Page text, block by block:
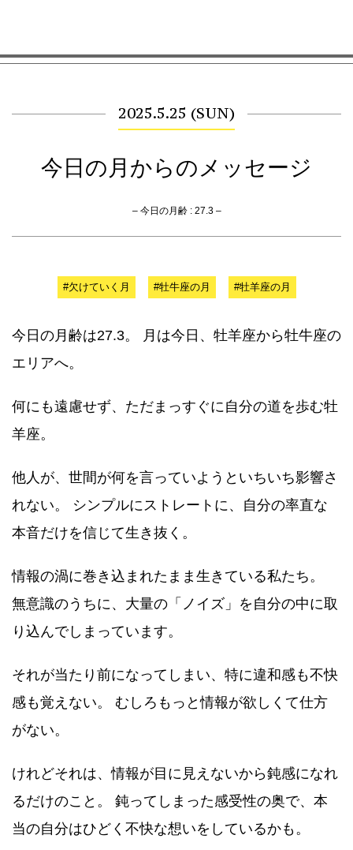
2025.5.25 (SUN)
今日の月からのメッセージ
– 今日の月齢 : 27.3 –
#欠けていく月 #牡牛座の月 #牡羊座の月
今日の月齢は27.3。 月は今日、牡羊座から牡牛座の
エリアへ。
何にも遠慮せず、ただまっすぐに自分の道を歩む牡
羊座。
他人が、世間が何を言っていようといちいち影響さ
れない。 シンプルにストレートに、自分の率直な
本音だけを信じて生き抜く。
情報の渦に巻き込まれたまま生きている私たち。
無意識のうちに、大量の「ノイズ」を自分の中に取
り込んでしまっています。
それが当たり前になってしまい、特に違和感も不快
感も覚えない。 むしろもっと情報が欲しくて仕方
がない。
けれどそれは、情報が目に見えないから鈍感になれ
るだけのこと。 鈍ってしまった感受性の奥で、本
当の自分はひどく不快な想いをしているかも。